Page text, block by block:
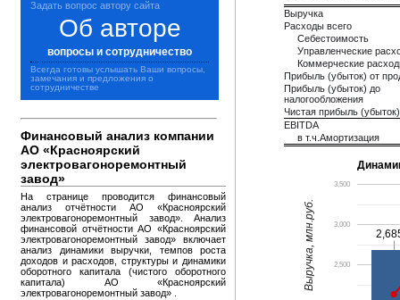
Задать вопрос автору сайта
Об авторе
вопросы и сотрудничество
Всегда готовы услышать Ваши вопросы,
замечания и предложения о
сотрудничестве
Финансовый анализ компании
АО «Красноярский
электровагоноремонтный
завод»
На странице проводится финансовый
анализ отчётности АО «Красноярский
электровагоноремонтный завод». Анализ
финансовой отчётности АО «Красноярский
электровагоноремонтный завод» включает
анализ динамики выручки, темпов роста
доходов и расходов, структуры и динамики
оборотного капитала (чистого оборотного
капитала) АО «Красноярский
электровагоноремонтный завод» .
Выручка
Расходы всего
Себестоимость
Управленческие
Коммерческие
Прибыль (убыток) от
Прибыль (убыток) до
налогообложения
Чистая прибыль (убыток)
EBITDA
в т.ч.Амортизация
2,500
3,000
3,500
Выручка, млн.руб.